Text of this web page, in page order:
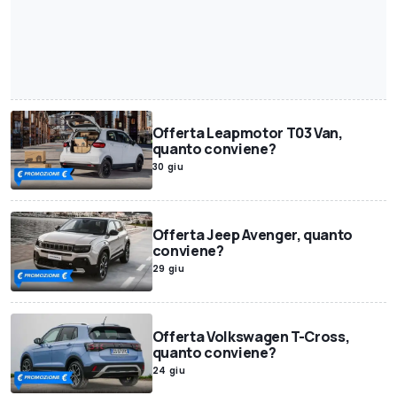
Offerta Leapmotor T03 Van,
quanto conviene?
30 giu
Offerta Jeep Avenger, quanto
conviene?
29 giu
Offerta Volkswagen T-Cross,
quanto conviene?
24 giu